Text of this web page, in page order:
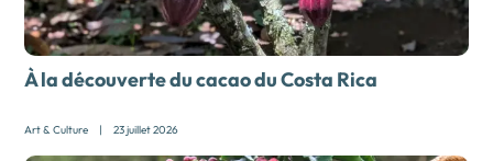
À la découverte du cacao du Costa Rica
Art & Culture | 23 juillet 2026